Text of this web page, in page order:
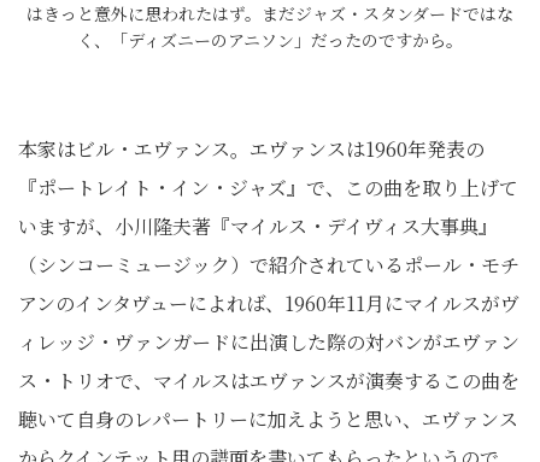
はきっと意外に思われたはず。まだジャズ・スタンダードではな
く、「ディズニーのアニソン」だったのですから。
本家はビル・エヴァンス。エヴァンスは1960年発表の
『ポートレイト・イン・ジャズ』で、この曲を取り上げて
いますが、小川隆夫著『マイルス・デイヴィス大事典』
（シンコーミュージック）で紹介されているポール・モチ
アンのインタヴューによれば、1960年11月にマイルスがヴ
ィレッジ・ヴァンガードに出演した際の対バンがエヴァン
ス・トリオで、マイルスはエヴァンスが演奏するこの曲を
聴いて自身のレパートリーに加えようと思い、エヴァンス